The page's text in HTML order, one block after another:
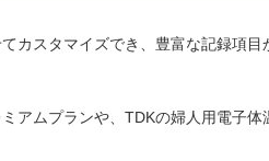
カスタマイズでき、豊富な記録項目
アムプランや、TDKの婦人用電子体